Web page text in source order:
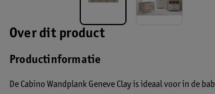
Over dit product
Productinformatie
De Cabino Wandplank Geneve Clay is ideaal voor in de